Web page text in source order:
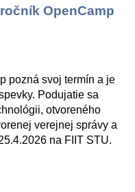
OpenCamp
pozná svoj termín a je
Podujatie sa
otvoreného
verejnej správy a
na FIIT STU.